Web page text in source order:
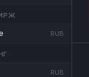
RUB
RUB